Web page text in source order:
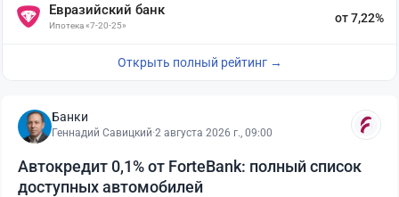
Евразийский банк
Ипотека «7-20-25»
от 7,22%
Открыть полный рейтинг →
Банки
Геннадий Савицкий·2 августа 2026 г., 09:00
Автокредит 0,1% от ForteBank: полный список
доступных автомобилей